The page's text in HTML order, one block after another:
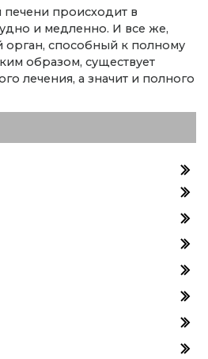
происходит в
и медленно. И все же,
орган, способный к полному
образом, существует
лечения, а значит и полного